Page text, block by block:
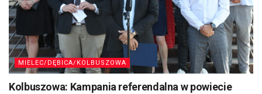
MIELEC/DĘBICA/KOLBUSZOWA
Kolbuszowa: Kampania referendalna w powiecie